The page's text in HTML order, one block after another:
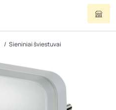
Sieniniai šviestuvai